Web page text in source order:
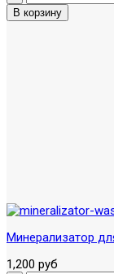
Минерализатор
1,200 руб